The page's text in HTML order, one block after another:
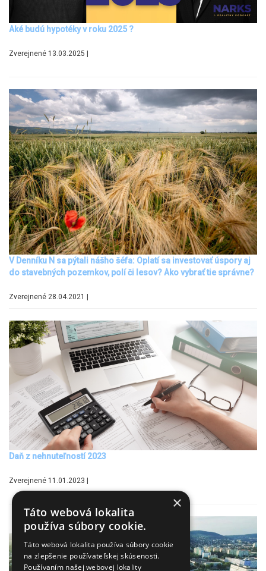
Aké budú hypotéky v roku 2025 ?
Zverejnené 13.03.2025 |
V Denníku N sa pýtali nášho šéfa: Oplatí sa investovať úspory aj
do stavebných pozemkov, polí či lesov? Ako vybrať tie správne?
Zverejnené 28.04.2021 |
Daň z nehnuteľností 2023
Zverejnené 11.01.2023 |
×
Táto webová lokalita
používa súbory cookie.
Táto webová lokalita používa súbory cookie
na zlepšenie používateľskej skúsenosti.
Používaním našej webovej lokality